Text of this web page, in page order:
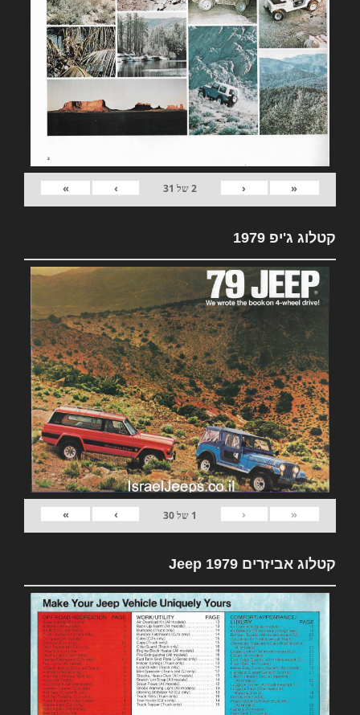
«
‹
2של 31
›
»
קטלוג ג'יפ 1979
«
‹
1 של30
›
»
קטלוג אביזרים 1979 Jeep